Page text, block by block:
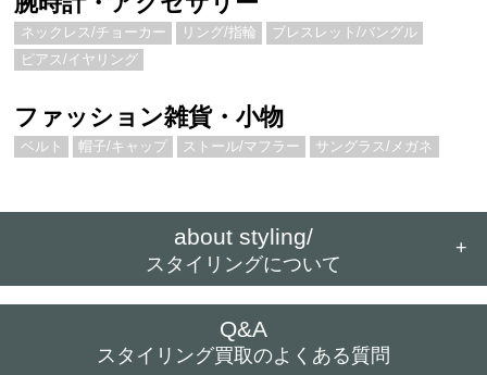
ネックレス/チョーカー リング/指輪
ブレスレット/バングル
ピアス/イヤリング
ファッション雑貨・小物
ベルト 帽子/キャップ ストール/マフラー サングラス/メガネ
about styling/
スタイリングについて
+
Q&A
スタイリング買取のよくある質問